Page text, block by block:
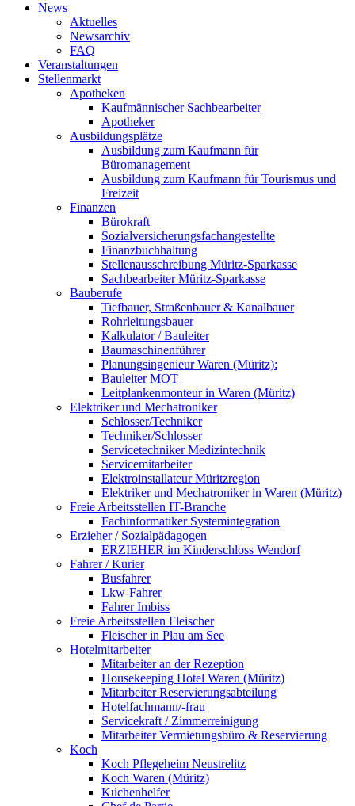
News
Aktuelles
Newsarchiv
FAQ
Veranstaltungen
Stellenmarkt
Apotheken
Kaufmännischer Sachbearbeiter
Apotheker
Ausbildungsplätze
Ausbildung zum Kaufmann für
Büromanagement
Ausbildung zum Kaufmann für Tourismus und
Freizeit
Finanzen
Bürokraft
Sozialversicherungsfachangestellte
Finanzbuchhaltung
Stellenausschreibung Müritz-Sparkasse
Sachbearbeiter Müritz-Sparkasse
Bauberufe
Tiefbauer, Straßenbauer & Kanalbauer
Rohrleitungsbauer
Kalkulator / Bauleiter
Baumaschinenführer
Planungsingenieur Waren (Müritz):
Bauleiter MOT
Leitplankenmonteur in Waren (Müritz)
Elektriker und Mechatroniker
Schlosser/Techniker
Techniker/Schlosser
Servicetechniker Medizintechnik
Servicemitarbeiter
Elektroinstallateur Müritzregion
Elektriker und Mechatroniker in Waren (Müritz)
Freie Arbeitsstellen IT-Branche
Fachinformatiker Systemintegration
Erzieher / Sozialpädagogen
ERZIEHER im Kinderschloss Wendorf
Fahrer / Kurier
Busfahrer
Lkw-Fahrer
Fahrer Imbiss
Freie Arbeitsstellen Fleischer
Fleischer in Plau am See
Hotelmitarbeiter
Mitarbeiter an der Rezeption
Housekeeping Hotel Waren (Müritz)
Mitarbeiter Reservierungsabteilung
Hotelfachmann/-frau
Servicekraft / Zimmerreinigung
Mitarbeiter Vermietungsbüro & Reservierung
Koch
Koch Pflegeheim Neustrelitz
Koch Waren (Müritz)
Küchenhelfer